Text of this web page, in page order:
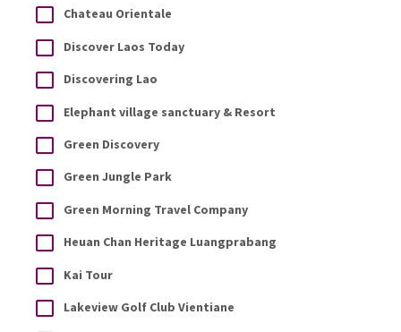
Chateau Orientale
Discover Laos Today
Discovering Lao
Elephant village sanctuary & Resort
Green Discovery
Green Jungle Park
Green Morning Travel Company
Heuan Chan Heritage Luangprabang
Kai Tour
Lakeview Golf Club Vientiane